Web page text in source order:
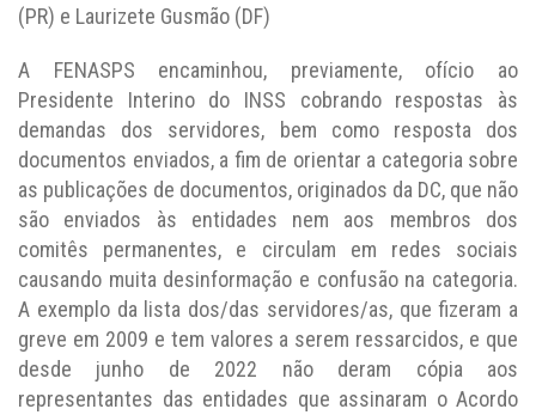
(PR) e Laurizete Gusmão (DF)
A FENASPS encaminhou, previamente, ofício ao
Presidente Interino do INSS cobrando respostas às
demandas dos servidores, bem como resposta dos
documentos enviados, a fim de orientar a categoria sobre
as publicações de documentos, originados da DC, que não
são enviados às entidades nem aos membros dos
comitês permanentes, e circulam em redes sociais
causando muita desinformação e confusão na categoria.
A exemplo da lista dos/das servidores/as, que fizeram a
greve em 2009 e tem valores a serem ressarcidos, e que
desde junho de 2022 não deram cópia aos
representantes das entidades que assinaram o Acordo